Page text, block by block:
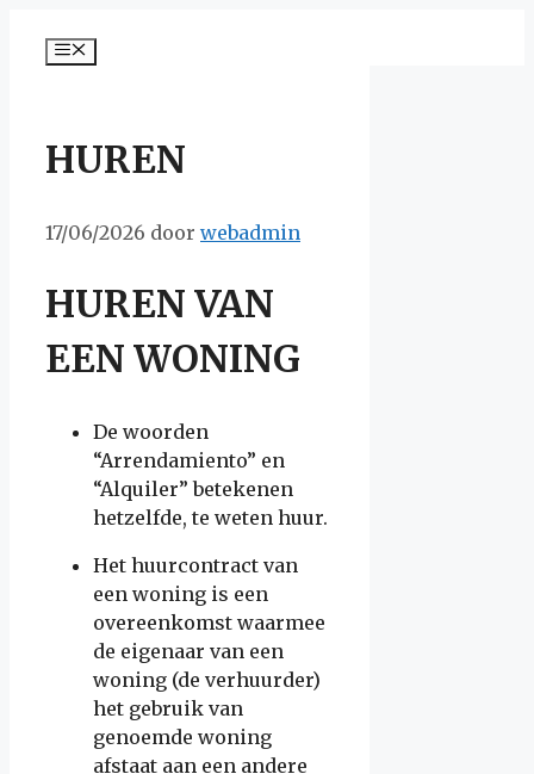
Menu
HUREN
17/06/2026 door webadmin
HUREN VAN
EEN WONING
De woorden
“Arrendamiento” en
“Alquiler” betekenen
hetzelfde, te weten huur.
Het huurcontract van
een woning is een
overeenkomst waarmee
de eigenaar van een
woning (de verhuurder)
het gebruik van
genoemde woning
afstaat aan een andere